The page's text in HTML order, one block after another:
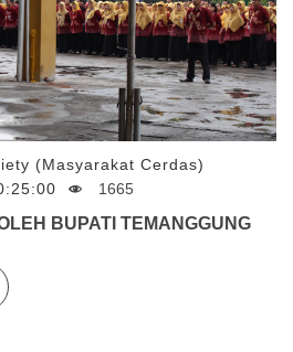
(Masyarakat Cerdas)
1665
BUPATI TEMANGGUNG